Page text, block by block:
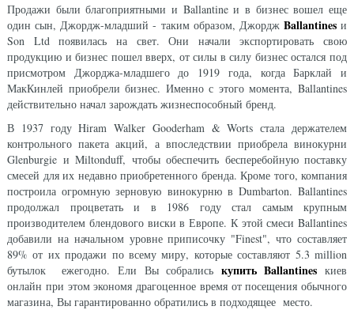
Продажи были благоприятными и Ballantine и в бизнес вошел еще
один сын, Джордж-младший - таким образом, Джордж Ballantines и
Son Ltd появилась на свет. Они начали экспортировать свою
продукцию и бизнес пошел вверх, от силы в силу бизнес остался под
присмотром Джорджа-младшего до 1919 года, когда Барклай и
МакКинлей приобрели бизнес. Именно с этого момента, Ballantines
действительно начал зарождать жизнеспособный бренд.
В 1937 году Hiram Walker Gooderham & Worts стала держателем
контрольного пакета акций, а впоследствии приобрела винокурни
Glenburgie и Miltonduff, чтобы обеспечить бесперебойную поставку
смесей для их недавно приобретенного бренда. Кроме того, компания
построила огромную зерновую винокурню в Dumbarton. Ballantines
продолжал процветать и в 1986 году стал самым крупным
производителем блендового виски в Европе. К этой смеси Ballantines
добавили на начальном уровне приписочку "Finest", что составляет
89% от их продажи по всему миру, которые составляют 5.3 million
бутылок ежегодно. Ели Вы собрались купить Ballantines киев
онлайн при этом экономя драгоценное время от посещения обычного
магазина, Вы гарантированно обратились в подходящее место.